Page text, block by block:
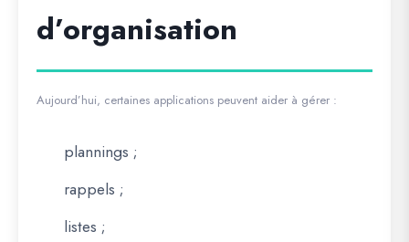
d’organisation
Aujourd’hui, certaines applications peuvent aider à gérer :
plannings ;
rappels ;
listes ;